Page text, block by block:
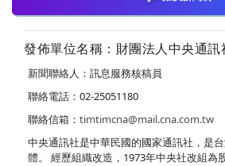
發佈單位名稱：財團法人中央通訊
新聞聯絡人：訊息服務核稿員
聯絡電話：02-25051180
聯絡信箱： timtimcna@mail.cna.com.tw
中央通訊社是中華民國的國家通訊社，是
體。 經歷組織改造，1973年中央社改組為